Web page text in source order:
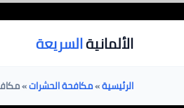
تخطي
الألمانيةالسريعة
الرئيسية»مكافحة الحشرات»